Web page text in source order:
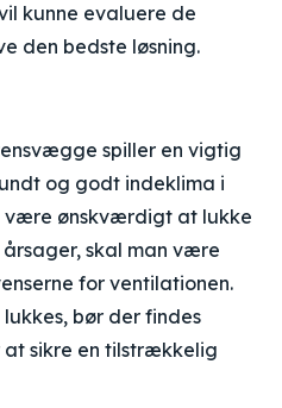
kunne evaluere de
den bedste løsning.
spiller en vigtig
og godt indeklima i
være ønskværdigt at lukke
skal man være
for ventilationen.
bør der findes
sikre en tilstrækkelig